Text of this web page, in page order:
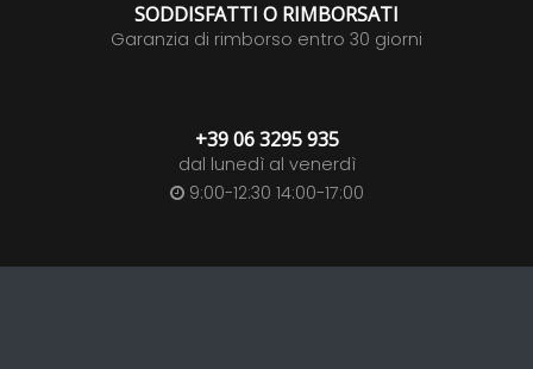
SODDISFATTI O RIMBORSATI
Garanzia di rimborso entro 30 giorni
+39 06 3295 935
dal lunedì al venerdì
9:00-12:30 14:00-17:00